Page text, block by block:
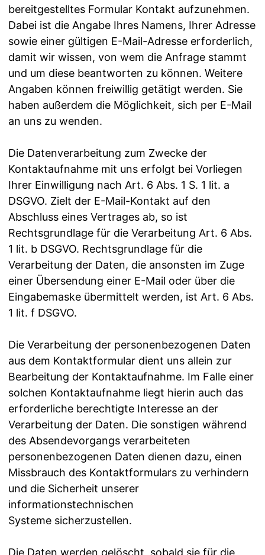
bereitgestelltes Formular Kontakt aufzunehmen.
Dabei ist die Angabe Ihres Namens, Ihrer Adresse
sowie einer gültigen E-Mail-Adresse erforderlich,
damit wir wissen, von wem die Anfrage stammt
und um diese beantworten zu können. Weitere
Angaben können freiwillig getätigt werden. Sie
haben außerdem die Möglichkeit, sich per E-Mail
an uns zu wenden.
Die Datenverarbeitung zum Zwecke der
Kontaktaufnahme mit uns erfolgt bei Vorliegen
Ihrer Einwilligung nach Art. 6 Abs. 1 S. 1 lit. a
DSGVO. Zielt der E-Mail-Kontakt auf den
Abschluss eines Vertrages ab, so ist
Rechtsgrundlage für die Verarbeitung Art. 6 Abs.
1 lit. b DSGVO. Rechtsgrundlage für die
Verarbeitung der Daten, die ansonsten im Zuge
einer Übersendung einer E-Mail oder über die
Eingabemaske übermittelt werden, ist Art. 6 Abs.
1 lit. f DSGVO.
Die Verarbeitung der personenbezogenen Daten
aus dem Kontaktformular dient uns allein zur
Bearbeitung der Kontaktaufnahme. Im Falle einer
solchen Kontaktaufnahme liegt hierin auch das
erforderliche berechtigte Interesse an der
Verarbeitung der Daten. Die sonstigen während
des Absendevorgangs verarbeiteten
personenbezogenen Daten dienen dazu, einen
Missbrauch des Kontaktformulars zu verhindern
und die Sicherheit unserer
informationstechnischen
Systeme sicherzustellen.
Die Daten werden gelöscht, sobald sie für die